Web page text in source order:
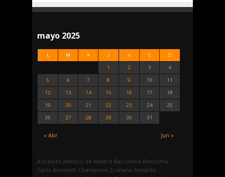
mayo 2025
L M X J V S D
« Abr Jun »
1 2 3
4
5
6 7 8 9 10
11
12
13 14 15 16 17
18
19
20 21 22 23 24
25
26
27 28 29 30 31
Ancelotti Atletico de Madrid Barcelona Benzema
Carlo Ancelotti Champions Cristiano Ronaldo